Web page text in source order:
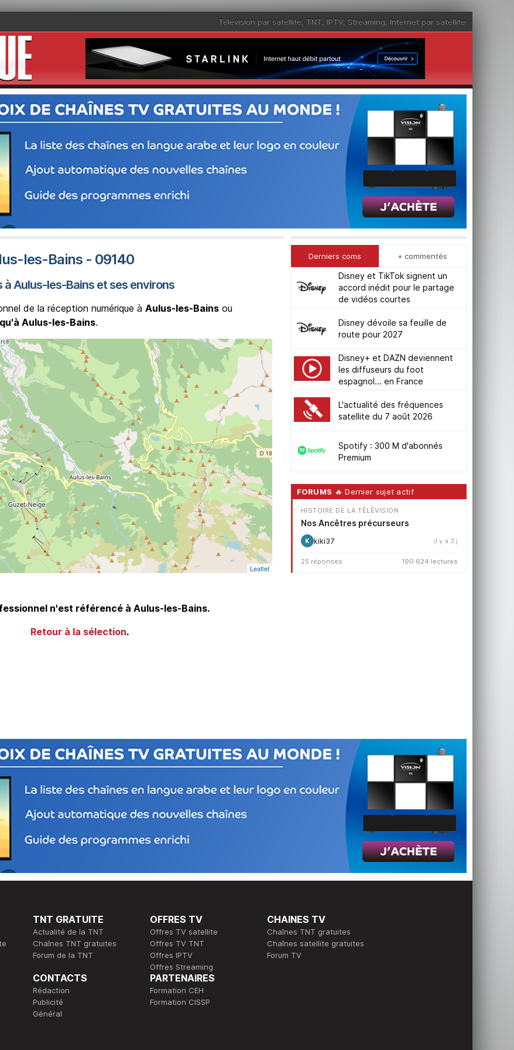
Télévision par satellite, TNT, IPTV, Streaming, Internet par satellite
les-Bains - 09140
Aulus-les-Bains et ses environs
de la réception numérique à Aulus-les-Bainsou
Aulus-les-Bains.
Leaflet
n'est référencé à Aulus-les-Bains.
Retour à la sélection.
Derniers coms + commentés
Disney et TikTok signent un
accord inédit pour le partage
de vidéos courtes
Disney dévoile sa feuille de
route pour 2027
Disney+ et DAZN deviennent
les diffuseurs du foot
espagnol... en France
L'actualité des fréquences
satellite du 7 août 2026
Spotify : 300 M d'abonnés
Premium
FORUMS 🔥 Dernier sujet actif
HISTOIRE DE LA TÉLÉVISION
Nos Ancêtres précurseurs
K kiki37 il y a 3 j
25 réponses 190 624 lectures
TNT GRATUITE
Actualité de la TNT
Chaînes TNT gratuites
Forum de la TNT
OFFRES TV
Offres TV satellite
Offres TV TNT
Offres IPTV
Offres Streaming
CHAINES TV
Chaînes TNT gratuites
Chaînes satellite gratuites
Forum TV
CONTACTS
Rédaction
Publicité
Général
PARTENAIRES
Formation CEH
Formation CISSP